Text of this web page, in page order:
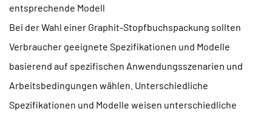
entsprechende Modell
Bei der Wahl einer Graphit-Stopfbuchspackung sollten
Verbraucher geeignete Spezifikationen und Modelle
basierend auf spezifischen Anwendungsszenarien und
Arbeitsbedingungen wählen. Unterschiedliche
Spezifikationen und Modelle weisen unterschiedliche